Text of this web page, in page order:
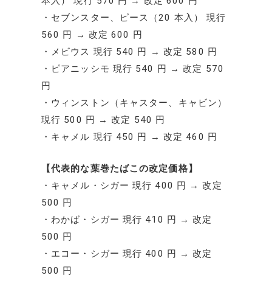
・セブンスター、ピース（20 本入） 現行
560 円 → 改定 600 円
・メビウス 現行 540 円 → 改定 580 円
・ピアニッシモ 現行 540 円 → 改定 570
円
・ウィンストン（キャスター、キャビン）
現行 500 円 → 改定 540 円
・キャメル 現行 450 円 → 改定 460 円
【代表的な葉巻たばこの改定価格】
・キャメル・シガー 現行 400 円 → 改定
500 円
・わかば・シガー 現行 410 円 → 改定
500 円
・エコー・シガー 現行 400 円 → 改定
500 円